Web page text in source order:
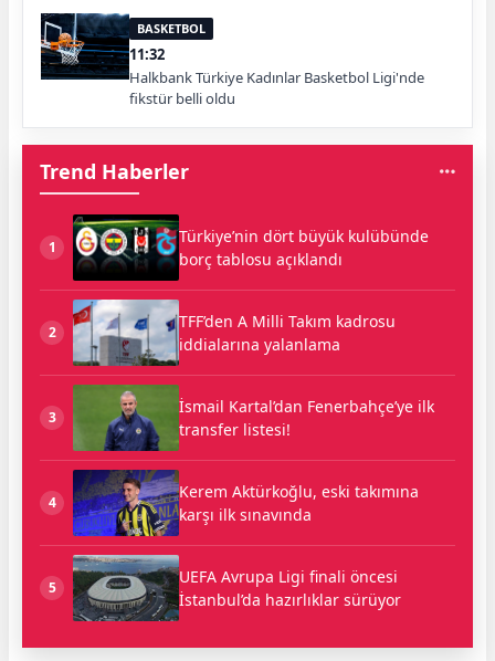
BASKETBOL
11:32
Halkbank Türkiye Kadınlar Basketbol Ligi'nde
fikstür belli oldu
Trend Haberler
1
Türkiye’nin dört büyük kulübünde
borç tablosu açıklandı
2
TFF’den A Milli Takım kadrosu
iddialarına yalanlama
3
İsmail Kartal’dan Fenerbahçe’ye ilk
transfer listesi!
4
Kerem Aktürkoğlu, eski takımına
karşı ilk sınavında
5
UEFA Avrupa Ligi finali öncesi
İstanbul’da hazırlıklar sürüyor